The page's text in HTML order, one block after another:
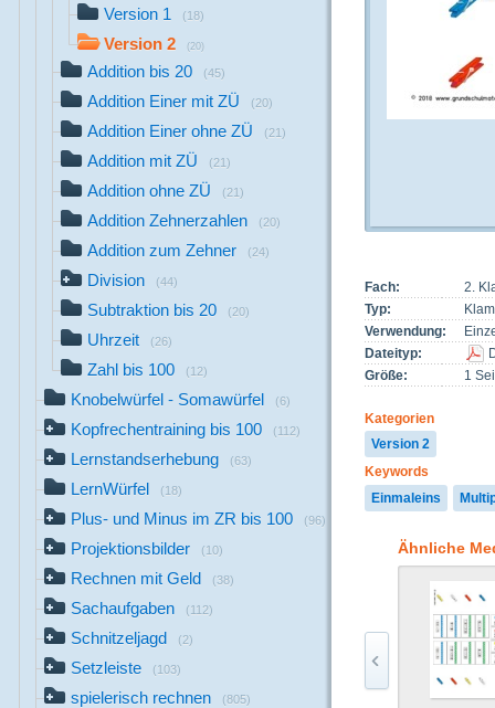
Version 1 (18)
Version 2 (20)
Addition bis 20 (45)
Addition Einer mit ZÜ (20)
Addition Einer ohne ZÜ (21)
Addition mit ZÜ (21)
Addition ohne ZÜ (21)
Addition Zehnerzahlen (20)
Addition zum Zehner (24)
Division (44)
Subtraktion bis 20 (20)
Uhrzeit (26)
Zahl bis 100 (12)
Knobelwürfel - Somawürfel (6)
Kopfrechentraining bis 100 (112)
Lernstandserhebung (63)
LernWürfel (18)
Plus- und Minus im ZR bis 100 (96)
Projektionsbilder (10)
Rechnen mit Geld (38)
Sachaufgaben (112)
Schnitzeljagd (2)
Setzleiste (103)
spielerisch rechnen (805)
Fach:
2.
Typ:
Verwendung:
Dateityp:
Größe:
1
Kategorien
Version 2
Keywords
Einmaleins
Ähnliche